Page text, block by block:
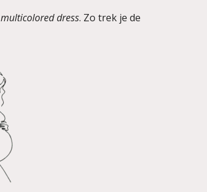
multicolored dress. Zo trek je de